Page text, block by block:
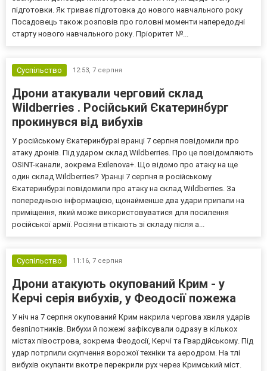
підготовки. Як триває підготовка до нового навчального року
Посадовець також розповів про головні моменти напередодні
старту нового навчального року. Пріоритет №...
Суспільство 12:53, 7 серпня
Дрони атакували черговий склад
Wildberries . Російський Єкатеринбург
прокинувся від вибухів
У російському Єкатеринбурзі вранці 7 серпня повідомили про
атаку дронів. Під ударом склад Wildberries. Про це повідомляють
OSINT-канали, зокрема Exilenova+. Що відомо про атаку на ще
один склад Wildberries? Уранці 7 серпня в російському
Єкатеринбурзі повідомили про атаку на склад Wildberries. За
попередньою інформацією, щонайменше два удари припали на
приміщення, який може використовуватися для посилення
російської армії. Росіяни втікають зі складу після а...
Суспільство 11:16, 7 серпня
Дрони атакують окупований Крим - у
Керчі серія вибухів, у Феодосії пожежа
У ніч на 7 серпня окупований Крим накрила чергова хвиля ударів
безпілотників. Вибухи й пожежі зафіксували одразу в кількох
містах півострова, зокрема Феодосії, Керчі та Гвардійському. Під
удар потрпили скупчення ворожої техніки та аеродром. На тлі
вибухів окупанти вкотре перекрили рух через Кримський міст.